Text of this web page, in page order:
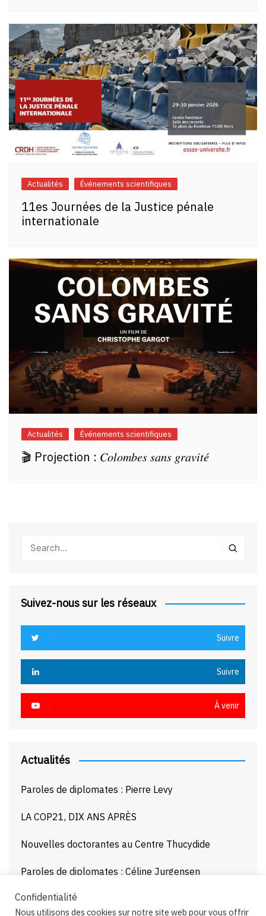
Actualités Événements scientifiques
11es Journées de la Justice pénale
internationale
Actualités Événements scientifiques
🎬 Projection : 𝐶𝑜𝑙𝑜𝑚𝑏𝑒𝑠 𝑠𝑎𝑛𝑠 𝑔𝑟𝑎𝑣𝑖𝑡𝑒́
Suivez-nous sur les réseaux
Suivre
Suivre
À venir
Actualités
Paroles de diplomates : Pierre Levy
LA COP21, DIX ANS APRÈS
Nouvelles doctorantes au Centre Thucydide
Paroles de diplomates : Céline Jurgensen
Journée d’étude : La Mer Noire enjeux stratégiques
Confidentialité
Nous utilisons des cookies sur notre site web pour vous offrir